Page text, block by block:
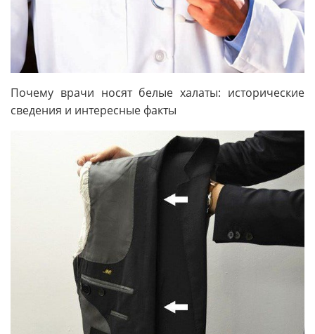
Почему врачи носят белые халаты: исторические
сведения и интересные факты